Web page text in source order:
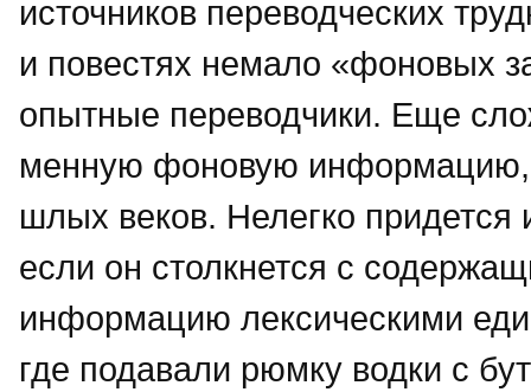
источников переводческих
и повестях немало «фоновых
опытные переводчики. Еще
менную фоновую информацию,
шлых веков. Нелегко придется
если он столкнется с
информацию лексическими
где подавали рюмку водки с